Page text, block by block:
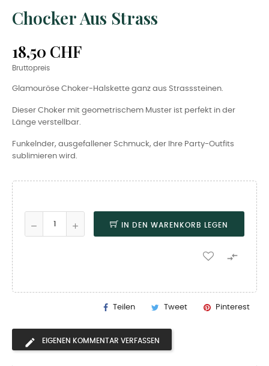
Chocker Aus Strass
18,50 CHF
Bruttopreis
Glamouröse Choker-Halskette ganz aus Strasssteinen.
Dieser Choker mit geometrischem Muster ist perfekt in der
Länge verstellbar.
Funkelnder, ausgefallener Schmuck, der Ihre Party-Outfits
sublimieren wird.
IN DEN WARENKORB LEGEN

Teilen Tweet Pinterest
EIGENEN KOMMENTAR VERFASSEN